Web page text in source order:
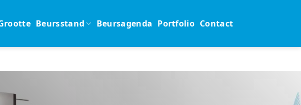
Beursstand Beursagenda Portfolio Contact